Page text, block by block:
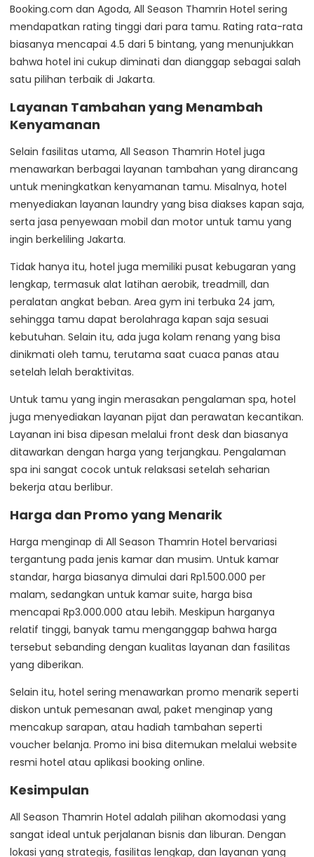
Booking.com dan Agoda, All Season Thamrin Hotel sering
mendapatkan rating tinggi dari para tamu. Rating rata-rata
biasanya mencapai 4.5 dari 5 bintang, yang menunjukkan
bahwa hotel ini cukup diminati dan dianggap sebagai salah
satu pilihan terbaik di Jakarta.
Layanan Tambahan yang Menambah
Kenyamanan
Selain fasilitas utama, All Season Thamrin Hotel juga
menawarkan berbagai layanan tambahan yang dirancang
untuk meningkatkan kenyamanan tamu. Misalnya, hotel
menyediakan layanan laundry yang bisa diakses kapan saja,
serta jasa penyewaan mobil dan motor untuk tamu yang
ingin berkeliling Jakarta.
Tidak hanya itu, hotel juga memiliki pusat kebugaran yang
lengkap, termasuk alat latihan aerobik, treadmill, dan
peralatan angkat beban. Area gym ini terbuka 24 jam,
sehingga tamu dapat berolahraga kapan saja sesuai
kebutuhan. Selain itu, ada juga kolam renang yang bisa
dinikmati oleh tamu, terutama saat cuaca panas atau
setelah lelah beraktivitas.
Untuk tamu yang ingin merasakan pengalaman spa, hotel
juga menyediakan layanan pijat dan perawatan kecantikan.
Layanan ini bisa dipesan melalui front desk dan biasanya
ditawarkan dengan harga yang terjangkau. Pengalaman
spa ini sangat cocok untuk relaksasi setelah seharian
bekerja atau berlibur.
Harga dan Promo yang Menarik
Harga menginap di All Season Thamrin Hotel bervariasi
tergantung pada jenis kamar dan musim. Untuk kamar
standar, harga biasanya dimulai dari Rp1.500.000 per
malam, sedangkan untuk kamar suite, harga bisa
mencapai Rp3.000.000 atau lebih. Meskipun harganya
relatif tinggi, banyak tamu menganggap bahwa harga
tersebut sebanding dengan kualitas layanan dan fasilitas
yang diberikan.
Selain itu, hotel sering menawarkan promo menarik seperti
diskon untuk pemesanan awal, paket menginap yang
mencakup sarapan, atau hadiah tambahan seperti
voucher belanja. Promo ini bisa ditemukan melalui website
resmi hotel atau aplikasi booking online.
Kesimpulan
All Season Thamrin Hotel adalah pilihan akomodasi yang
sangat ideal untuk perjalanan bisnis dan liburan. Dengan
lokasi yang strategis, fasilitas lengkap, dan layanan yang